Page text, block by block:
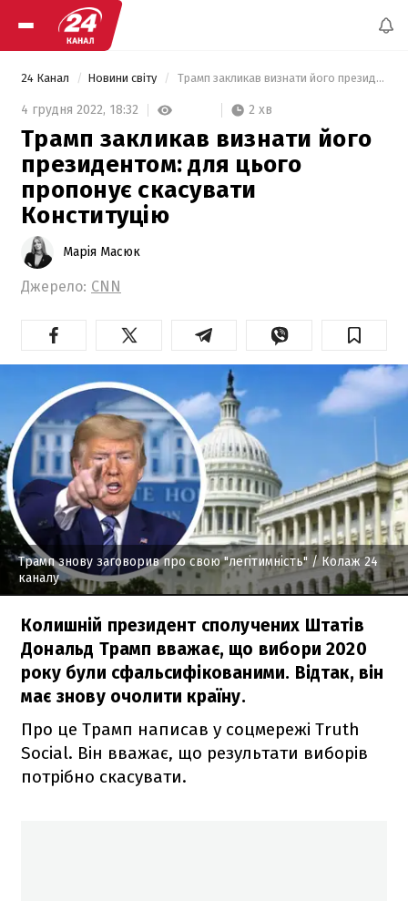
24 Канал Новини світу Трамп закликав визнати його президентом: для цього пропонує скасувати Конституцію
4 грудня 2022, 18:32 2 хв
Трамп закликав визнати його
президентом: для цього
пропонує скасувати
Конституцію
Марія Масюк
Джерело: CNN
Трамп знову заговорив про свою "легітимність" / Колаж 24
каналу
Колишній президент сполучених Штатів
Дональд Трамп вважає, що вибори 2020
року були сфальсифікованими. Відтак, він
має знову очолити країну.
Про це Трамп написав у соцмережі Truth
Social. Він вважає, що результати виборів
потрібно скасувати.